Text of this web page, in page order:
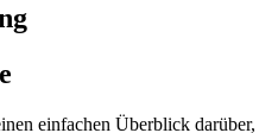
einfachen Überblick darüber,